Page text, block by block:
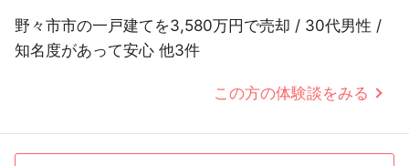
野々市市の一戸建てを3,580万円で売却 / 30代男性 /
知名度があって安心 他3件
この方の体験談をみる